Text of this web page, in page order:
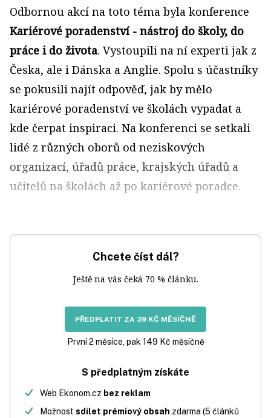
Odbornou akcí na toto téma byla konference
Kariérové poradenství - nástroj do školy, do
práce i do života. Vystoupili na ní experti jak z
Česka, ale i Dánska a Anglie. Spolu s účastníky
se pokusili najít odpověď, jak by mělo
kariérové poradenství ve školách vypadat a
kde čerpat inspiraci. Na konferenci se setkali
lidé z různých oborů od neziskových
organizací, úřadů práce, krajských úřadů a
učitelů na školách až po kariérové poradce.
Chcete číst dál?
Ještě na vás čeká 70 % článku.
PŘEDPLATIT ZA 39 KČ MĚSÍČNĚ
První 2 měsíce, pak 149 Kč měsíčně
S předplatným získáte
Web Ekonom.cz bez reklam
Možnost sdílet prémiový obsah zdarma (5 článků